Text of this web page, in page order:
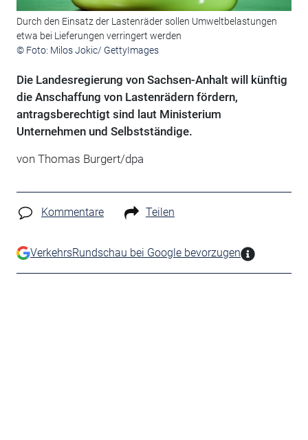
Durch den Einsatz der Lastenräder sollen Umweltbelastungen
etwa bei Lieferungen verringert werden
© Foto: Milos Jokic/ GettyImages
Die Landesregierung von Sachsen-Anhalt will künftig
die Anschaffung von Lastenrädern fördern,
antragsberechtigt sind laut Ministerium
Unternehmen und Selbstständige.
von Thomas Burgert/dpa
Kommentare Teilen
VerkehrsRundschau bei Google bevorzugen